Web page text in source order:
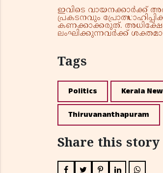
ഇവിടെ വായനക്കാർക്ക്
പ്രകടനവും
കണക്കാക്കരുത്.
ലംഘിക്കുന്നവർക്ക്
Tags
Politics Kerala
Thiruvananthapuram
Share this story